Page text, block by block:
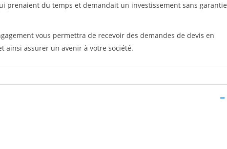
prenaient du temps et demandait un investissement sans garantie
vous permettra de recevoir des demandes de devis en
ainsi assurer un avenir à votre société.